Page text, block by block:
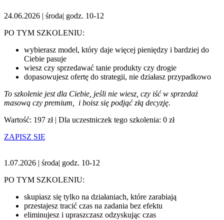
24.06.2026 | środa| godz. 10-12
PO TYM SZKOLENIU:
wybierasz model, który daje więcej pieniędzy i bardziej do
Ciebie pasuje
wiesz czy sprzedawać tanie produkty czy drogie
dopasowujesz ofertę do strategii, nie działasz przypadkowo
To szkolenie jest dla Ciebie, jeśli nie wiesz, czy iść w sprzedaż
masową czy premium, i boisz się podjąć złą decyzję.
Wartość: 197 zł | Dla uczestniczek tego szkolenia: 0 zł
ZAPISZ SIĘ
1.07.2026 | środa| godz. 10-12
PO TYM SZKOLENIU:
skupiasz się tylko na działaniach, które zarabiają
przestajesz tracić czas na zadania bez efektu
eliminujesz i upraszczasz odzyskując czas